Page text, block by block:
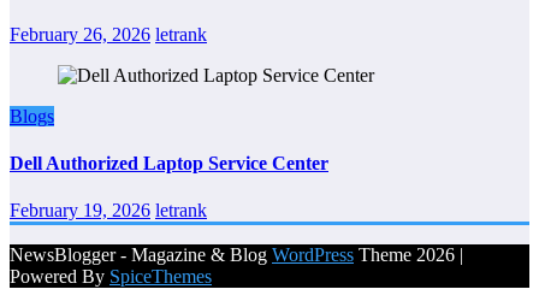
February 26, 2026 letrank
Blogs
Dell Authorized Laptop Service Center
February 19, 2026 letrank
NewsBlogger - Magazine & Blog WordPress Theme 2026 |
Powered By SpiceThemes